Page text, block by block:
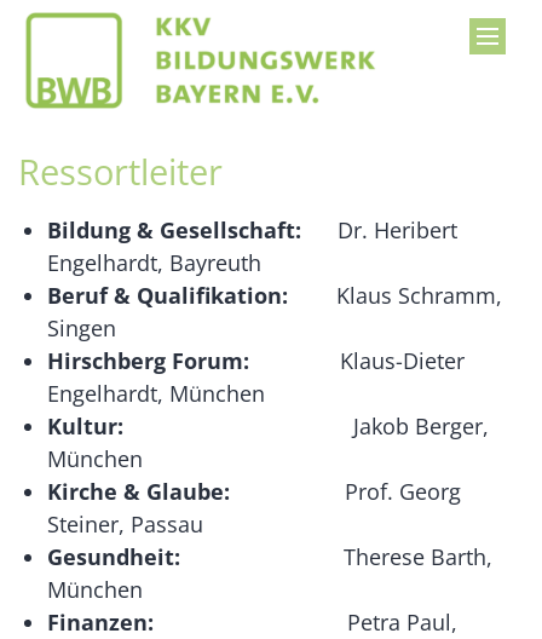
Zum Inhalt springen
Ressortleiter
Bildung & Gesellschaft: Dr. Heribert
Engelhardt, Bayreuth
Beruf & Qualifikation: Klaus Schramm,
Singen
Hirschberg Forum: Klaus-Dieter
Engelhardt, München
Kultur: Jakob Berger,
München
Kirche & Glaube: Prof. Georg
Steiner, Passau
Gesundheit: Therese Barth,
München
Finanzen: Petra Paul,